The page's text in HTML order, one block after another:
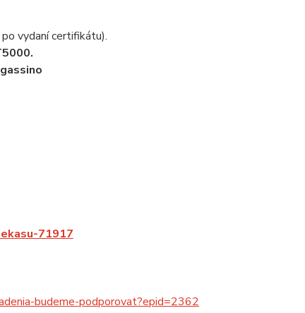
vydaní certifikátu).
71917
budeme-podporovat?epid=2362